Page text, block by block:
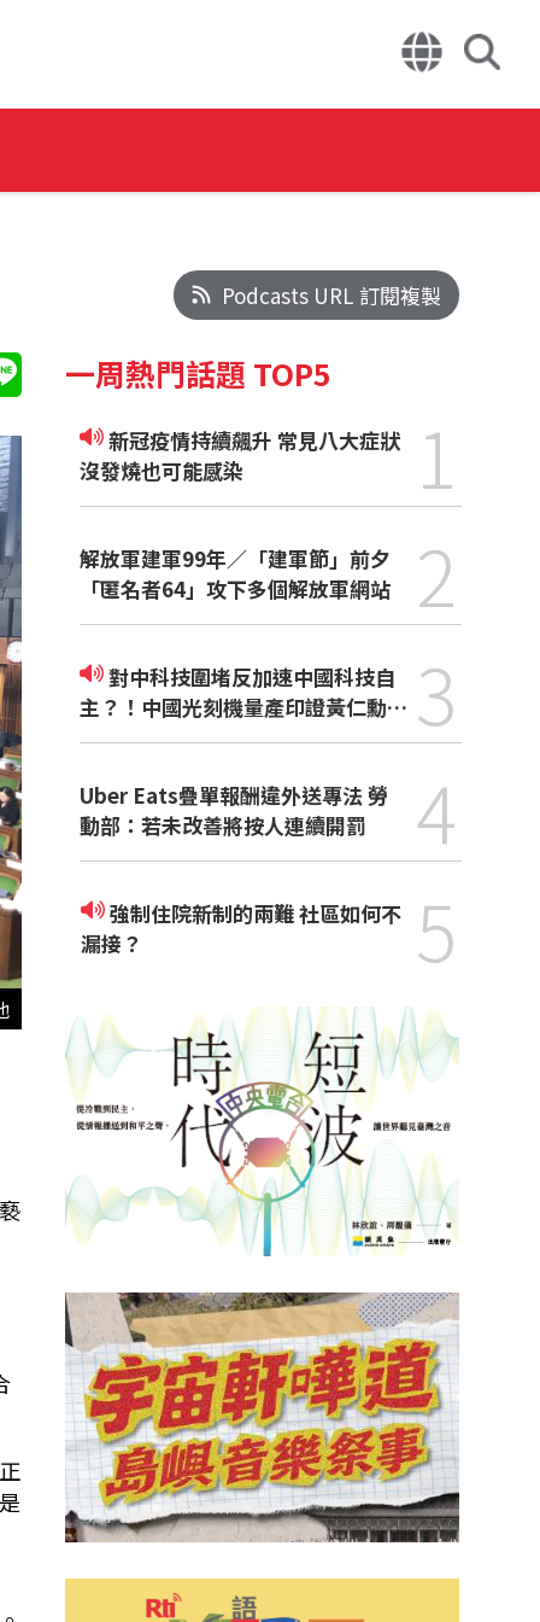
Podcasts URL 訂閱複製
一周熱門話題 TOP5
新冠疫情持續飆升 常見八大症狀
沒發燒也可能感染
1
解放軍建軍99年／「建軍節」前夕
「匿名者64」攻下多個解放軍網站
2
對中科技圍堵反加速中國科技自
主？！中國光刻機量產印證黃仁勳觀
點
3
Uber Eats疊單報酬違外送專法 勞
動部：若未改善將按人連續開罰
4
強制住院新制的兩難 社區如何不
漏接？
5